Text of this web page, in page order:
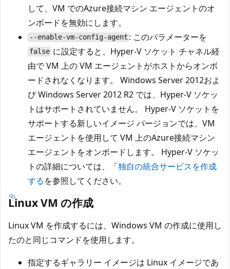
して、VM でのAzure接続マシン エージェントのオ
ンボードを無効にします。
--enable-vm-config-agent : このパラメーターを
false に設定すると、Hyper-V ソケット チャネル経
由で VM 上の VM エージェントがホストからオンボ
ードされなくなります。 Windows Server 2012およ
び Windows Server 2012 R2 では、Hyper-V ソケッ
トはサポートされていません。 Hyper-V ソケットを
サポートする新しいイメージ バージョンでは、VM
エージェントを使用して VM 上のAzure接続マシン
エージェントをオンボードします。 Hyper-V ソケッ
トの詳細については、「独自の統合サービスを作成
するを参照してください。
Linux VM の作成
Linux VM を作成するには、Windows VM の作成に使用し
たのと同じコマンドを使用します。
指定するギャラリー イメージは Linux イメージであ